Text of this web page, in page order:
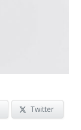
Twitter